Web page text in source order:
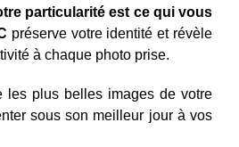
particularité est ce qui vous
préserve votre identité et révèle
à chaque photo prise.
les plus belles images de votre
sous son meilleur jour à vos